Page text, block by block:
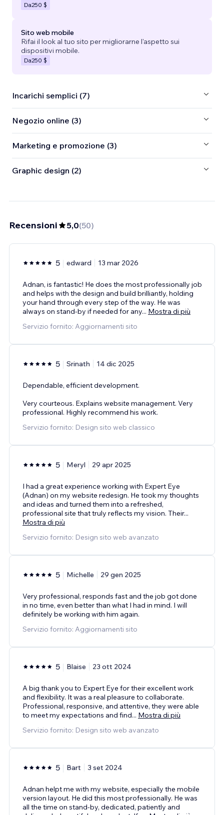
Da250 $
Sito web mobile
Rifai il look al tuo sito per migliorarne l'aspetto sui
dispositivi mobile.
Da250 $
Incarichi semplici (7)
Negozio online (3)
Marketing e promozione (3)
Graphic design (2)
Recensioni 5,0(50)
5 edward 13 mar 2026
Adnan, is fantastic! He does the most professionally job
and helps with the design and build brilliantly, holding
your hand through every step of the way. He was
always on stand-by if needed for any... Mostra di più
Servizio fornito: Aggiornamenti sito
5 Srinath 14 dic 2025
Dependable, efficient development.
Very courteous. Explains website management. Very
professional. Highly recommend his work.
Servizio fornito: Design sito web classico
5 Meryl 29 apr 2025
I had a great experience working with Expert Eye
(Adnan) on my website redesign. He took my thoughts
and ideas and turned them into a refreshed,
professional site that truly reflects my vision. Their...
Mostra di più
Servizio fornito: Design sito web avanzato
5 Michelle 29 gen 2025
Very professional, responds fast and the job got done
in no time, even better than what I had in mind. I will
definitely be working with him again.
Servizio fornito: Aggiornamenti sito
5 Blaise 23 ott 2024
A big thank you to Expert Eye for their excellent work
and flexibility. It was a real pleasure to collaborate.
Professional, responsive, and attentive, they were able
to meet my expectations and find... Mostra di più
Servizio fornito: Design sito web avanzato
5 Bart 3 set 2024
Adnan helpt me with my website, especially the mobile
version layout. He did this most professionally. He was
all the time on stand-by, dedicated, patiently and